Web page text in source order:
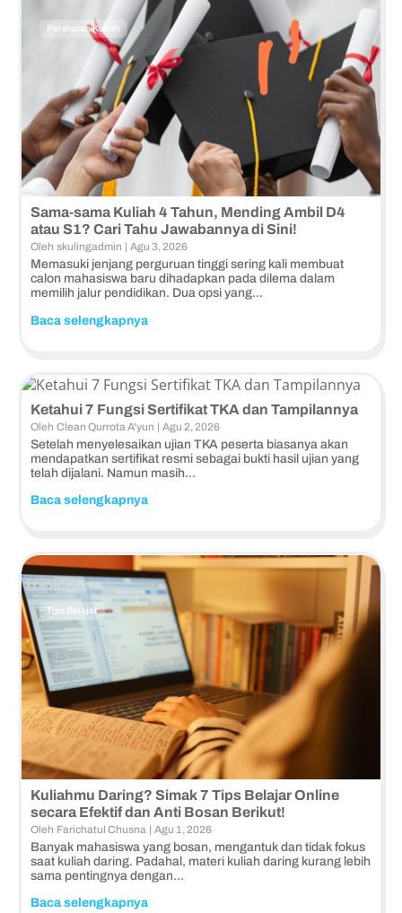
Persiapan Kuliah
Sama-sama Kuliah 4 Tahun, Mending Ambil D4
atau S1? Cari Tahu Jawabannya di Sini!
Oleh skulingadmin | Agu 3, 2026
Memasuki jenjang perguruan tinggi sering kali membuat
calon mahasiswa baru dihadapkan pada dilema dalam
memilih jalur pendidikan. Dua opsi yang...
Baca selengkapnya
Persiapan Kuliah
Ketahui 7 Fungsi Sertifikat TKA dan Tampilannya
Oleh Clean Qurrota A'yun | Agu 2, 2026
Setelah menyelesaikan ujian TKA peserta biasanya akan
mendapatkan sertifikat resmi sebagai bukti hasil ujian yang
telah dijalani. Namun masih...
Baca selengkapnya
Tips Belajar
Kuliahmu Daring? Simak 7 Tips Belajar Online
secara Efektif dan Anti Bosan Berikut!
Oleh Farichatul Chusna | Agu 1, 2026
Banyak mahasiswa yang bosan, mengantuk dan tidak fokus
saat kuliah daring. Padahal, materi kuliah daring kurang lebih
sama pentingnya dengan...
Baca selengkapnya
Dunia Perkuliahan